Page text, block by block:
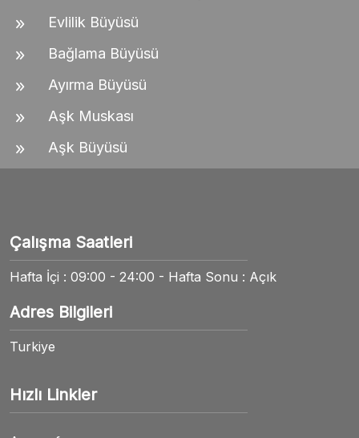
Evlilik Büyüsü
Bağlama Büyüsü
Ayırma Büyüsü
Aşk Muskası
Aşk Büyüsü
Çalışma Saatleri
Hafta İçi : 09:00 - 24:00 - Hafta Sonu : Açık
Adres Bilgileri
Turkiye
Hızlı Linkler